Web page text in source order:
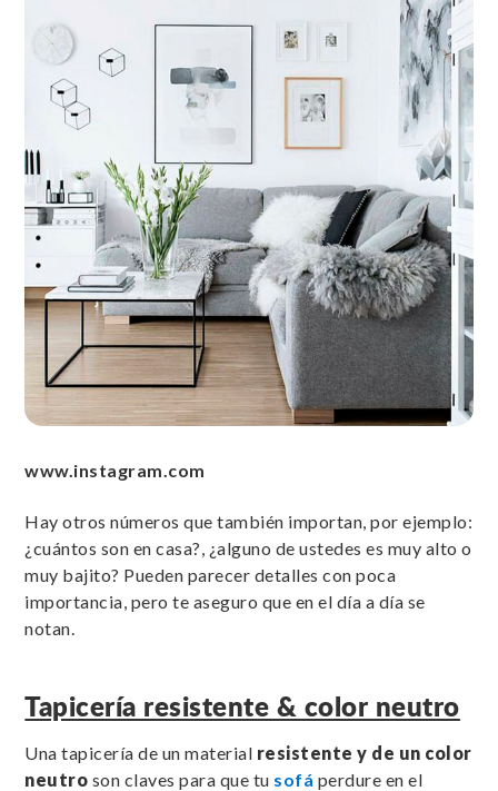
www.instagram.com
Hay otros números que también importan, por ejemplo:
¿cuántos son en casa?, ¿alguno de ustedes es muy alto o
muy bajito? Pueden parecer detalles con poca
importancia, pero te aseguro que en el día a día se
notan.
Tapicería resistente & color neutro
Una tapicería de un material resistente y de un color
neutro son claves para que tu sofá perdure en el